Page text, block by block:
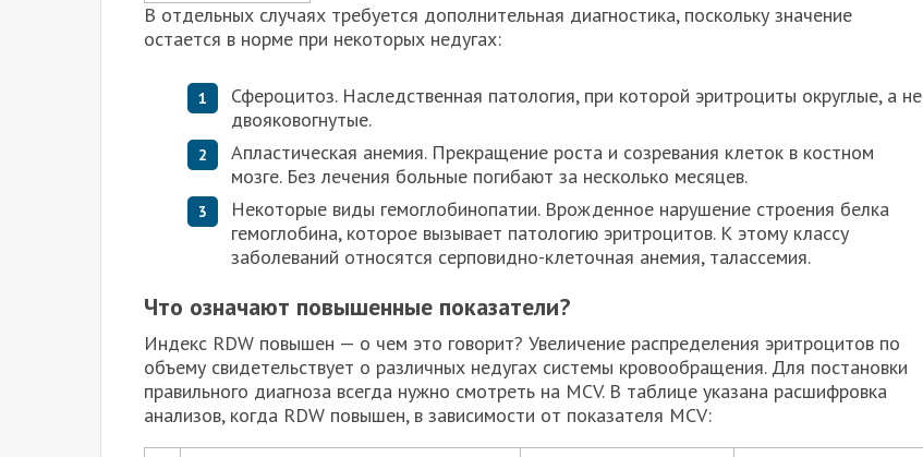
В отдельных случаях требуется дополнительная диагностика, поскольку значение
остается в норме при некоторых недугах:
Сфероцитоз. Наследственная патология, при которой эритроциты округлые, а не
двояковогнутые.
Апластическая анемия. Прекращение роста и созревания клеток в костном
мозге. Без лечения больные погибают за несколько месяцев.
Некоторые виды гемоглобинопатии. Врожденное нарушение строения белка
гемоглобина, которое вызывает патологию эритроцитов. К этому классу
заболеваний относятся серповидно-клеточная анемия, талассемия.
Что означают повышенные показатели?
Индекс RDW повышен — о чем это говорит? Увеличение распределения эритроцитов по
объему свидетельствует о различных недугах системы кровообращения. Для постановки
правильного диагноза всегда нужно смотреть на MCV. В таблице указана расшифровка
анализов, когда RDW повышен, в зависимости от показателя MCV: